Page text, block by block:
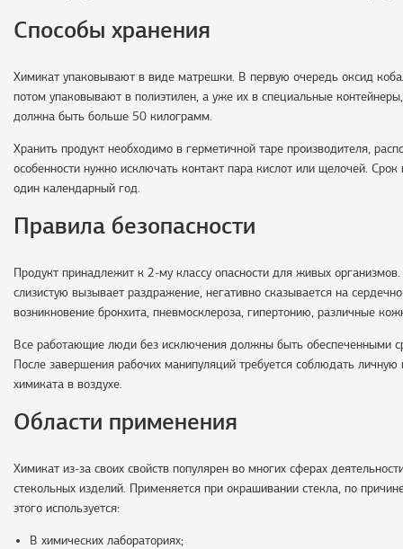
Способы хранения
Химикат упаковывают в виде матрешки. В первую очередь оксид
потом упаковывают в полиэтилен, а уже их в специальные
должна быть больше 50 килограмм.
Хранить продукт необходимо в герметичной таре производителя,
особенности нужно исключать контакт пара кислот или щелочей.
один календарный год.
Правила безопасности
Продукт принадлежит к 2-му классу опасности для живых
слизистую вызывает раздражение, негативно сказывается на
возникновение бронхита, пневмосклероза, гипертонию, различные
Все работающие люди без исключения должны быть обеспеченными
После завершения рабочих манипуляций требуется соблюдать
химиката в воздухе.
Области применения
Химикат из-за своих свойств популярен во многих сферах
стекольных изделий. Применяется при окрашивании стекла, по
этого используется:
В химических лабораториях;